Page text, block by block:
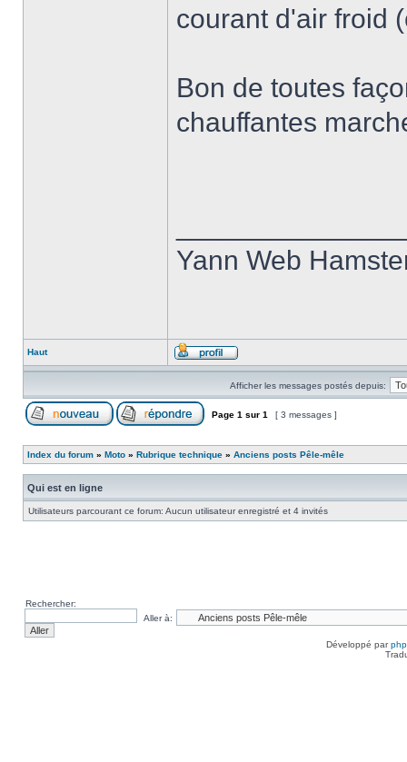
courant d'air froid
Bon de toutes
chauffantes
Yann Web
Haut
Afficher les messages postés depuis:
Page 1 sur 1 [ 3 messages ]
Index du forum » Moto » Rubrique technique » Anciens posts Pêle-mêle
Qui est en ligne
Utilisateurs parcourant ce forum: Aucun utilisateur enregistré et 4 invités
Rechercher:
Aller à:
Développé par